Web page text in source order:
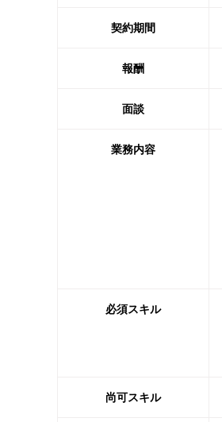
契約期間
報酬
面談
業務内容
必須スキル
尚可スキル